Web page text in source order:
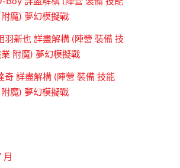
魔) 夢幻模擬戰
羽新也 詳盡解構 (陣營 裝備 技
附魔) 夢幻模擬戰
奇 詳盡解構 (陣營 裝備 技能
魔) 夢幻模擬戰
月